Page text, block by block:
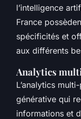
l’intelligence
France
spécificités et
aux différents
Analytics
L’analytics
générative qui
informations et